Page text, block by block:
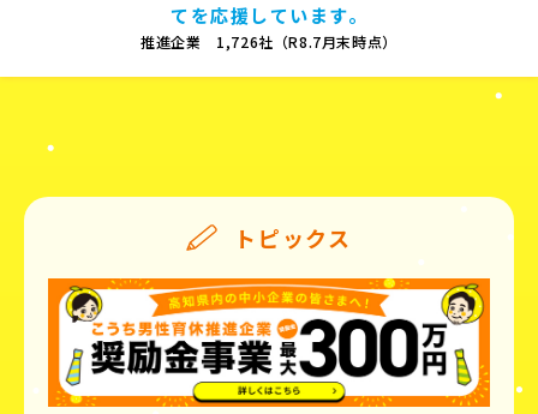
てを応援しています。
推進企業 1,726社（R8.7月末時点）
トピックス